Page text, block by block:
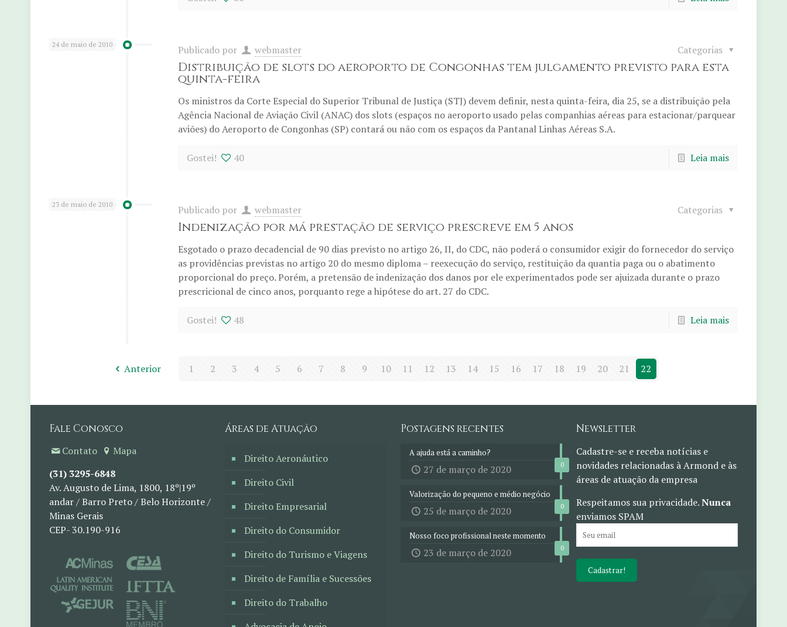
24 de maio de 2010 Publicado por webmaster Categorias
Distribuição de slots do aeroporto de Congonhas tem julgamento previsto para esta
quinta-feira
Os ministros da Corte Especial do Superior Tribunal de Justiça (STJ) devem definir, nesta quinta-feira, dia 25, se a distribuição pela
Agência Nacional de Aviação Civil (ANAC) dos slots (espaços no aeroporto usado pelas companhias aéreas para estacionar/parquear
aviões) do Aeroporto de Congonhas (SP) contará ou não com os espaços da Pantanal Linhas Aéreas S.A.
Gostei! 40 Leia mais
23 de maio de 2010 Publicado por webmaster Categorias
Indenização por má prestação de serviço prescreve em 5 anos
Esgotado o prazo decadencial de 90 dias previsto no artigo 26, II, do CDC, não poderá o consumidor exigir do fornecedor do serviço
as providências previstas no artigo 20 do mesmo diploma – reexecução do serviço, restituição da quantia paga ou o abatimento
proporcional do preço. Porém, a pretensão de indenização dos danos por ele experimentados pode ser ajuizada durante o prazo
prescricional de cinco anos, porquanto rege a hipótese do art. 27 do CDC.
Gostei! 48 Leia mais
Anterior 1 2 3 4 5 6 7 8 9 10 11 12 13 14 15 16 17 18 19 20 21 22
Fale Conosco
Contato
Mapa
(31) 3295-6848
Av. Augusto de Lima, 1800, 18º|19º
andar / Barro Preto / Belo Horizonte /
Minas Gerais
CEP- 30.190-916
Áreas de Atuação
Direito Aeronáutico
Direito Civil
Direito Empresarial
Direito do Consumidor
Direito do Turismo e Viagens
Direito de Família e Sucessões
Direito do Trabalho
Postagens recentes
0
A ajuda está a caminho?
27 de março de 2020
0
Valorização do pequeno e médio negócio
25 de março de 2020
0
Nosso foco profissional neste momento
23 de março de 2020
Newsletter
Cadastre-se e receba notícias e
novidades relacionadas à Armond e às
áreas de atuação da empresa
Respeitamos sua privacidade.Nunca
enviamos SPAM